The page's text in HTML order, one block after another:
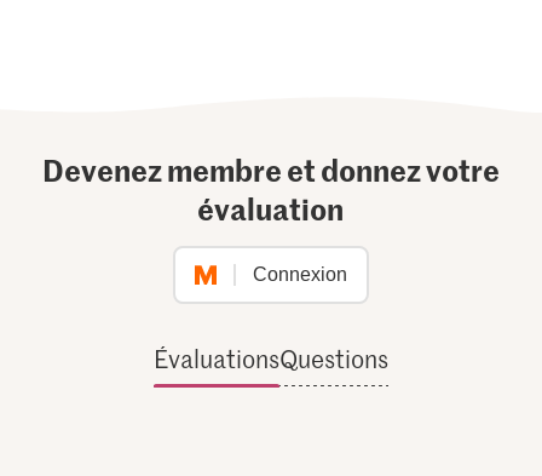
Devenez membre et donnez votre
évaluation
Connexion
ÉvaluationsQuestions